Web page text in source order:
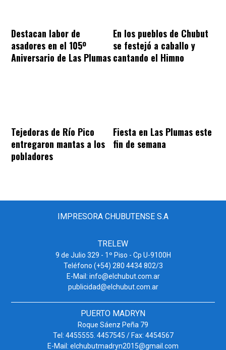
Destacan labor de
asadores en el 105º
Aniversario de Las Plumas
En los pueblos de Chubut
se festejó a caballo y
cantando el Himno
Tejedoras de Río Pico
entregaron mantas a los
pobladores
Fiesta en Las Plumas este
fin de semana
IMPRESORA CHUBUTENSE S.A
TRELEW
9 de Julio 329 - 1º Piso - Cp U-9100H
Teléfono (+54) 280 4434 802/3
E-Mail: info@elchubut.com.ar
publicidad@elchubut.com.ar
PUERTO MADRYN
Roque Sáenz Peña 79
Tel: 4455555. 4457545 / Fax: 4454567
E-Mail: elchubutmadryn2015@gmail.com